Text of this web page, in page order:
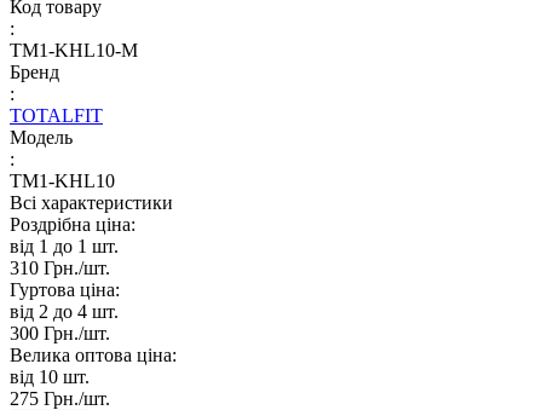
Код товару
:
TM1-KHL10-M
Бренд
:
TOTALFIT
Модель
:
TM1-KHL10
Всі характеристики
Роздрібна ціна:
від 1 до 1 шт.
310 Грн./шт.
Гуртова ціна:
від 2 до 4 шт.
300 Грн./шт.
Велика оптова ціна:
від 10 шт.
275 Грн./шт.